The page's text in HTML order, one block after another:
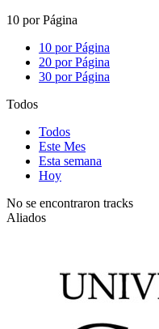
10 por Página
10 por Página
20 por Página
30 por Página
Todos
Todos
Este Mes
Esta semana
Hoy
No se encontraron tracks
Aliados